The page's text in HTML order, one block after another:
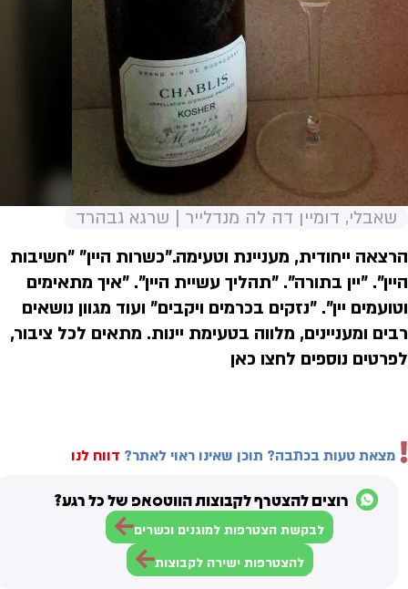
שאבלי, דומיין דה לה מנדלייר | שרגא גבהרד
הרצאה ייחודית, מעניינת וטעימה."כשרות היין" "חשיבות
היין". "יין בתורה". "תהליך עשיית היין". "איך מתאימים
וטועמים יין". "נזקים בכרמים ויקבים" ועוד מגוון נושאים
רבים ומעניינים, מלווה בטעימת יינות. מתאים לכל ציבור,
לפרטים נוספים לחצו כאן
מצאת טעות בכתבה? תוכן שאינו ראוי לאתר? דווח לנו
רוצים להצטרף לקבוצות הווטסאפ של כל רגע?
לבקשת הצטרפות למוגנים וכשרים
להצטרפות ישירה לקבוצות